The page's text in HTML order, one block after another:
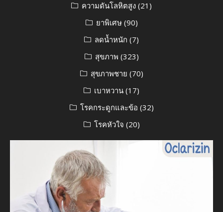
ความดันโลหิตสูง (21)
ยาพิเศษ(90)
ลดน้ำหนัก (7)
สุขภาพ (323)
สุขภาพชาย (70)
เบาหวาน (17)
โรคกระดูกและข้อ (32)
โรคหัวใจ (20)